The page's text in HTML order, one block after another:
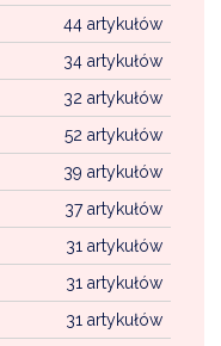
44 artykułów
34 artykułów
32 artykułów
52 artykułów
39 artykułów
37 artykułów
31 artykułów
31 artykułów
31 artykułów